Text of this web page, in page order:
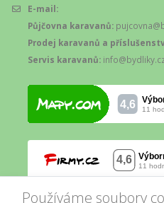
Používáme soubory
E-mail:
Půjčovna karavanů:
Prodej karavanů a
Servis karavanů: